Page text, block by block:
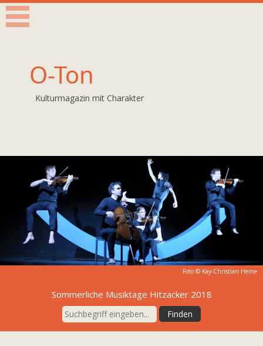
O-Ton
Kulturmagazin mit Charakter
Foto © Kay-Christian Heine
Sommerliche Musiktage Hitzacker 2018